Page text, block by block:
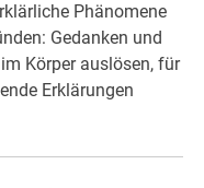
Phänomene
Gedanken und
Körper auslösen, für
Erklärungen